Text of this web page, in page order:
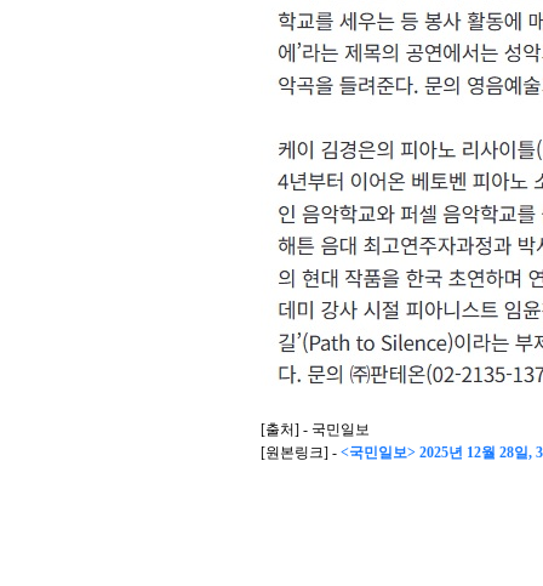
[출처] - 국민일보
[원본링크] - <국민일보> 2025년 12월 28일,